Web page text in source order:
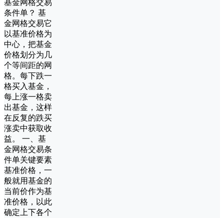
基金网格交易
条件单？ 基
金网格交易它
以基准价格为
中心，把基金
价格划分为几
个等间距的网
格。每下跌一
格买入基金，
每上涨一格卖
出基金，这样
在反复的跌买
涨卖中获取收
益。 一、基
金网格交易条
件单关键要素
基准价格，一
般就用基金的
当前价作为基
准价格，以此
确定上下各个